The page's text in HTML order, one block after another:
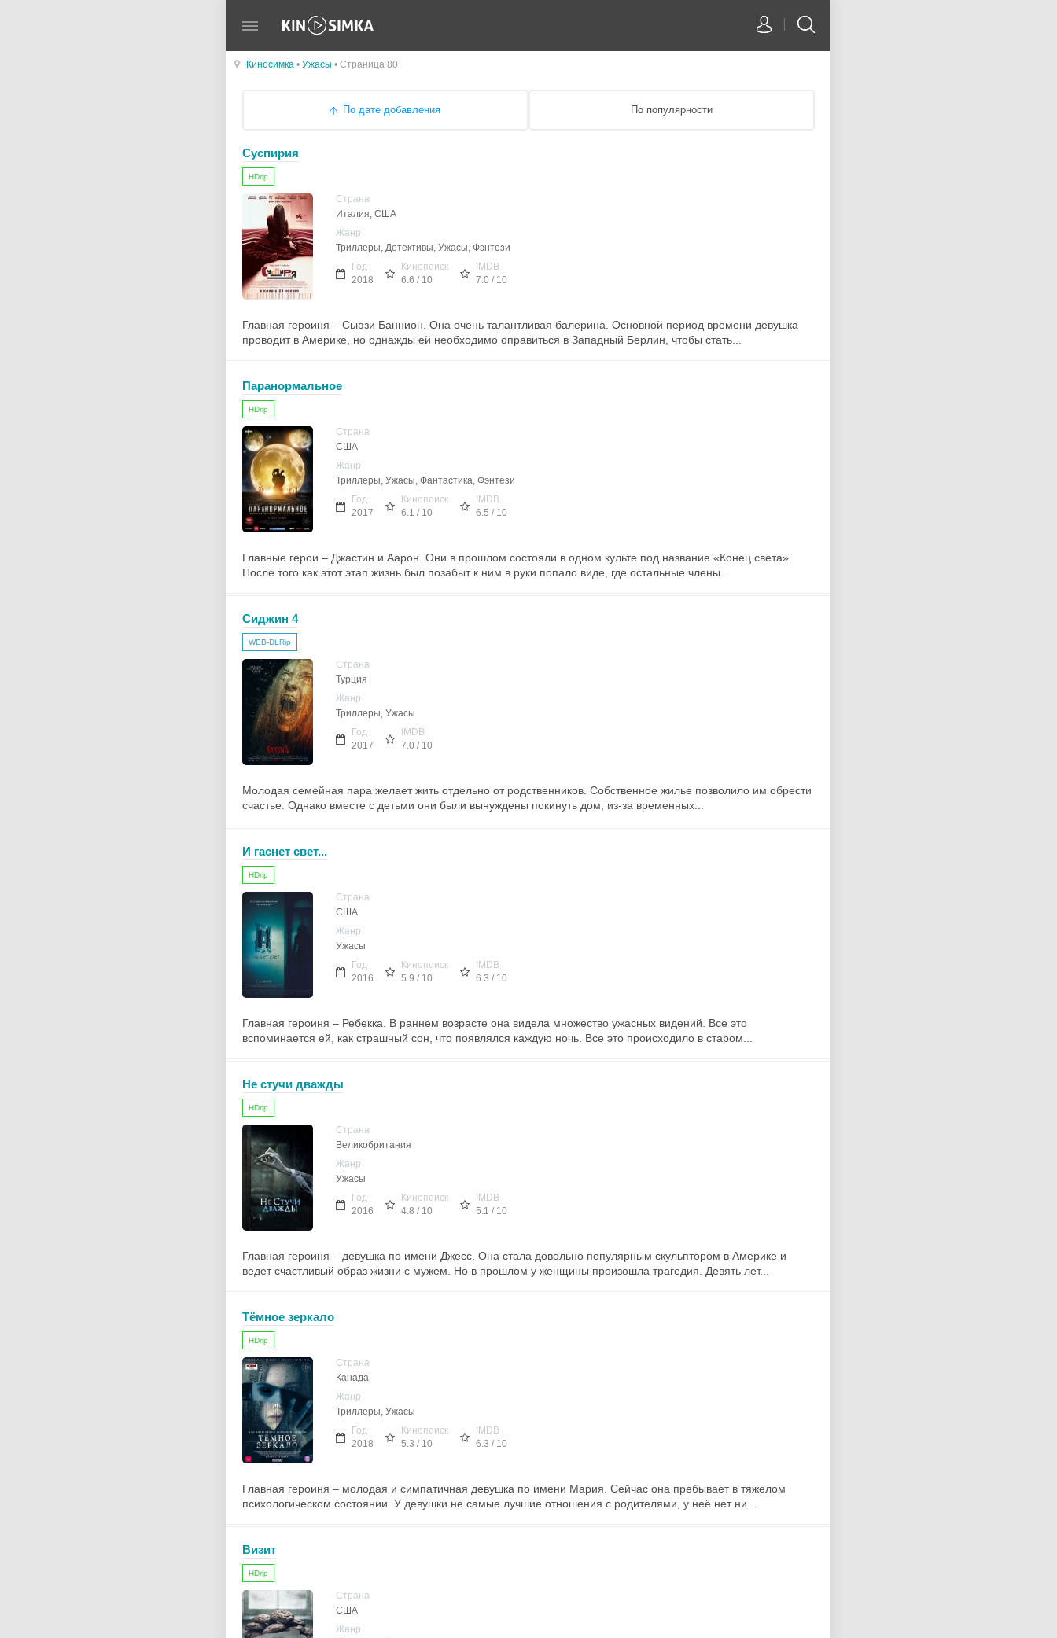
Киносимка • Ужасы • Страница 80
По дате добавления По популярности
Суспирия
HDrip
Страна
Италия, США
Жанр
Триллеры, Детективы, Ужасы, Фэнтези
Год
2018
Кинопоиск
6.6 / 10
IMDB
7.0 / 10
Главная героиня – Сьюзи Баннион. Она очень талантливая балерина. Основной период времени девушка
проводит в Америке, но однажды ей необходимо оправиться в Западный Берлин, чтобы стать...
Паранормальное
HDrip
Страна
США
Жанр
Триллеры, Ужасы, Фантастика, Фэнтези
Год
2017
Кинопоиск
6.1 / 10
IMDB
6.5 / 10
Главные герои – Джастин и Аарон. Они в прошлом состояли в одном культе под название «Конец света».
После того как этот этап жизнь был позабыт к ним в руки попало виде, где остальные члены...
Сиджин 4
WEB-DLRip
Страна
Турция
Жанр
Триллеры, Ужасы
Год
2017
IMDB
7.0 / 10
Молодая семейная пара желает жить отдельно от родственников. Собственное жилье позволило им обрести
счастье. Однако вместе с детьми они были вынуждены покинуть дом, из-за временных...
И гаснет свет...
HDrip
Страна
США
Жанр
Ужасы
Год
2016
Кинопоиск
5.9 / 10
IMDB
6.3 / 10
Главная героиня – Ребекка. В раннем возрасте она видела множество ужасных видений. Все это
вспоминается ей, как страшный сон, что появлялся каждую ночь. Все это происходило в старом...
Не стучи дважды
HDrip
Страна
Великобритания
Жанр
Ужасы
Год
2016
Кинопоиск
4.8 / 10
IMDB
5.1 / 10
Главная героиня – девушка по имени Джесс. Она стала довольно популярным скульптором в Америке и
ведет счастливый образ жизни с мужем. Но в прошлом у женщины произошла трагедия. Девять лет...
Тёмное зеркало
HDrip
Страна
Канада
Жанр
Триллеры, Ужасы
Год
2018
Кинопоиск
5.3 / 10
IMDB
6.3 / 10
Главная героиня – молодая и симпатичная девушка по имени Мария. Сейчас она пребывает в тяжелом
психологическом состоянии. У девушки не самые лучшие отношения с родителями, у неё нет ни...
Визит
HDrip
Страна
США
Жанр